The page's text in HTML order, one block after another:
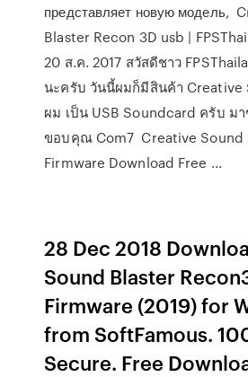
представляет новую модель,
Blaster Recon 3D usb |
20 ส.ค. 2017 สวัสดีชาว
นะครับ วันนี้ผมก็มีสินค้า Creative
ผม เป็น USB Soundcard ครับ ม
ขอบคุณ Com7 Creative Sound
Firmware Download Free ...
28 Dec 2018
Sound Blaster
Firmware (2019) for
from SoftFamous.
Secure. Free